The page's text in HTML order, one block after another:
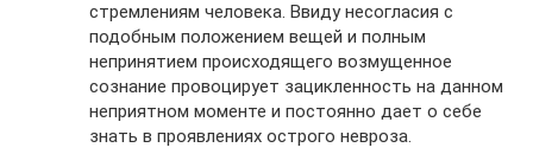
стремлениям человека. Ввиду несогласия с
подобным положением вещей и полным
непринятием происходящего возмущенное
сознание провоцирует зацикленность на данном
неприятном моменте и постоянно дает о себе
знать в проявлениях острого невроза.